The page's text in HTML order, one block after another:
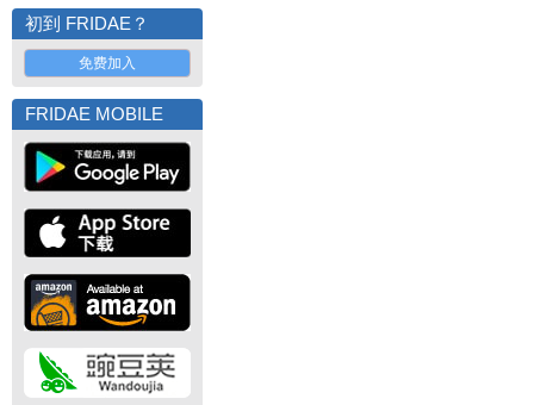
初到 FRIDAE？
免费加入
FRIDAE MOBILE